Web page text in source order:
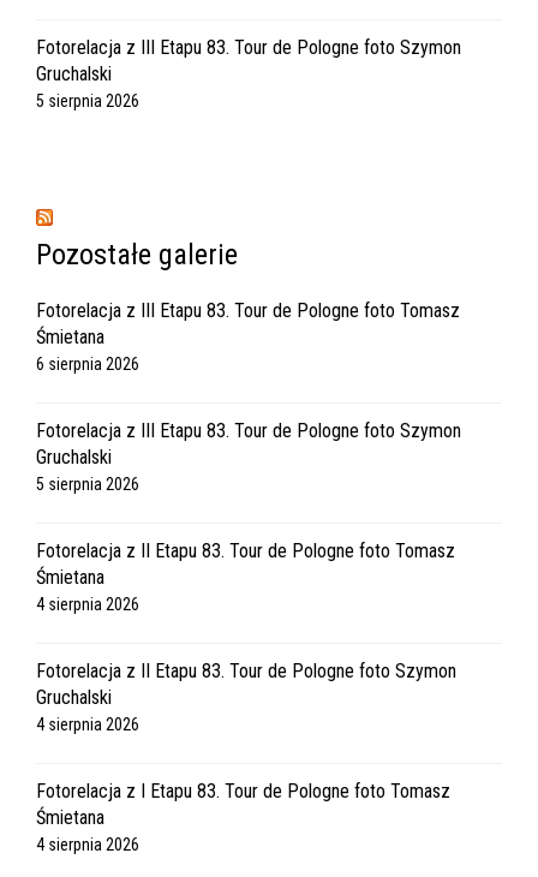
Fotorelacja z III Etapu 83. Tour de Pologne foto Szymon
Gruchalski
5 sierpnia 2026
Pozostałe galerie
Fotorelacja z III Etapu 83. Tour de Pologne foto Tomasz
Śmietana
6 sierpnia 2026
Fotorelacja z III Etapu 83. Tour de Pologne foto Szymon
Gruchalski
5 sierpnia 2026
Fotorelacja z II Etapu 83. Tour de Pologne foto Tomasz
Śmietana
4 sierpnia 2026
Fotorelacja z II Etapu 83. Tour de Pologne foto Szymon
Gruchalski
4 sierpnia 2026
Fotorelacja z I Etapu 83. Tour de Pologne foto Tomasz
Śmietana
4 sierpnia 2026